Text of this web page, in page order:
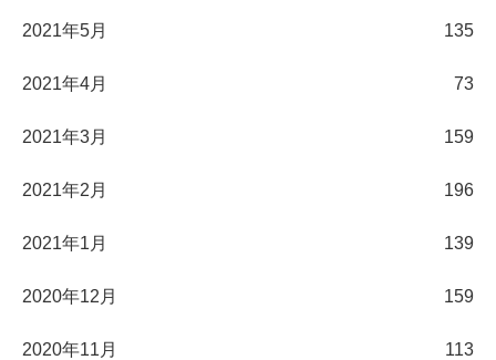
2021年5月 135
2021年4月 73
2021年3月 159
2021年2月 196
2021年1月 139
2020年12月 159
2020年11月 113